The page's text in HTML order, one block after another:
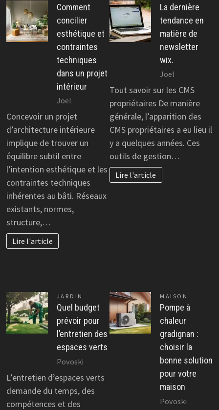
Comment
concilier
esthétique et
contraintes
techniques
dans un projet
intérieur
Joel
Concevoir un projet
d’architecture intérieure
implique de trouver un
équilibre subtil entre
l’intention esthétique et les
contraintes techniques
inhérentes au bâti. Réseaux
existants, normes,
structure,…
Lire l'article
La dernière
tendance en
matière de
newsletter
wix.
Joel
Tout savoir sur les CMS
propriétaires De manière
générale, l’apparition des
CMS propriétaires a eu lieu il
y a quelques années. Ces
outils de gestion…
Lire l'article
JARDIN
Quel budget
prévoir pour
l’entretien des
espaces verts
Povoski
L’entretien d’espaces verts
demande du temps, des
compétences et des
MAISON
Pompe à
chaleur
gradignan :
choisir la
bonne solution
pour votre
maison
Povoski